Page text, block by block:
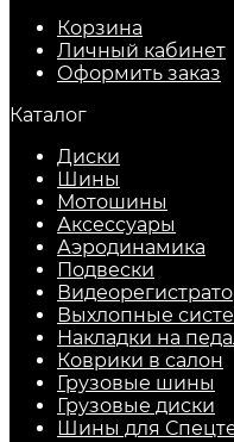
Корзина
Личный кабинет
Оформить заказ
Каталог
Диски
Шины
Мотошины
Аксессуары
Аэродинамика
Подвески
Выхлопные
Накладки на
Коврики в салон
Грузовые шины
Грузовые диски
Шины для